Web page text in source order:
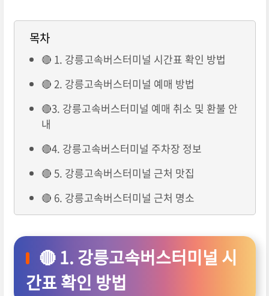
목차
🔴 1. 강릉고속버스터미널 시간표 확인 방법
🔴 2. 강릉고속버스터미널 예매 방법
🔴3. 강릉고속버스터미널 예매 취소 및 환불 안
내
🔴4. 강릉고속버스터미널 주차장 정보
🔴 5. 강릉고속버스터미널 근처 맛집
🔴 6. 강릉고속버스터미널 근처 명소
🔴 1. 강릉고속버스터미널 시
간표 확인 방법